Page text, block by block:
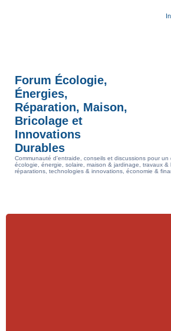
Forum Écologie,
Énergies,
Réparation, Maison,
Bricolage et
Innovations
Durables
Communauté d'entraide, conseils et discussions pour
écologie, énergie, solaire, maison & jardinage, travaux &
réparations, technologies & innovations, économie &